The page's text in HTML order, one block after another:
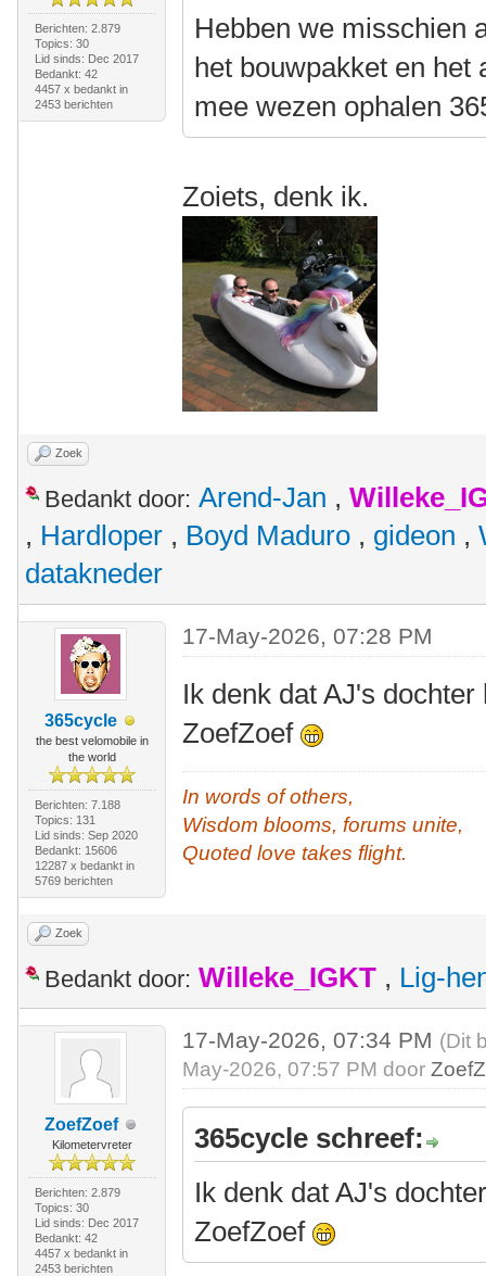
Berichten: 2.879
Topics: 30
Lid sinds: Dec 2017
Bedankt: 42
4457 x bedankt in
2453 berichten
Hebben we misschien
het bouwpakket en het
mee wezen ophalen
Zoiets, denk ik.
Zoek
Bedankt door: Arend-Jan ,
, Hardloper , Boyd Maduro , gideon ,
datakneder
365cycle
the best velomobile in
the world
Berichten: 7.188
Topics: 131
Lid sinds: Sep 2020
Bedankt: 15606
12287 x bedankt in
5769 berichten
17-May-2026, 07:28 PM
Ik denk dat AJ's
ZoefZoef
In words of others,
Wisdom blooms, forums unite,
Quoted love takes flight.
Zoek
Bedankt door: Willeke_IGKT , Lig-
ZoefZoef
Kilometervreter
Berichten: 2.879
Topics: 30
Lid sinds: Dec 2017
Bedankt: 42
4457 x bedankt in
2453 berichten
17-May-2026, 07:34 PM (Dit
May-2026, 07:57 PM door
365cycle schreef:
Ik denk dat AJ's
ZoefZoef